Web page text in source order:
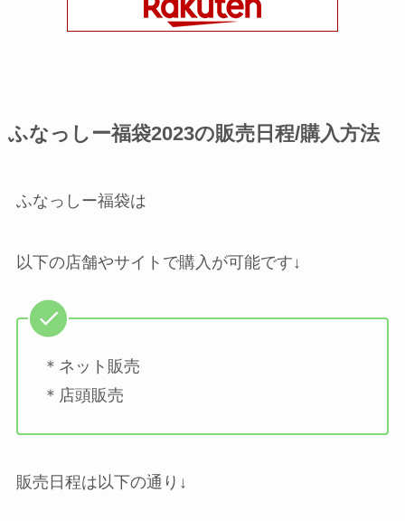
ふなっしー福袋2023の販売日程/購入方法
ふなっしー福袋は
以下の店舗やサイトで購入が可能です↓
＊ネット販売
＊店頭販売
販売日程は以下の通り↓